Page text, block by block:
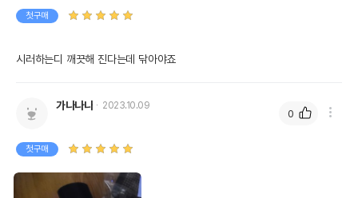
첫구매
시러하는디 깨끗해 진다는데 닦아야죠
가나나나 2023.10.09
첫구매
0